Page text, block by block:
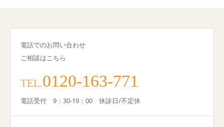
電話でのお問い合わせ
ご相談はこちら
TEL.0120-163-771
電話受付 9：30-19：00 休診日/不定休